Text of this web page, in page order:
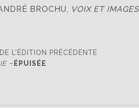
BROCHU, VOIX ET IMAGES
L’ÉDITION PRÉCÉDENTE
– ÉPUISÉE